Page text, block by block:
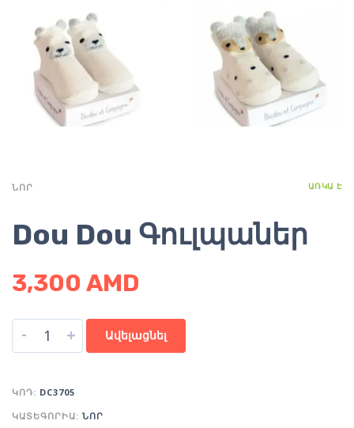
ՆՈՐ ԱՌԿԱ Է
Dou Dou Գուլպաներ
3,300 AMD
- + Ավելացնել
ԿՈԴ: DC3705
ԿԱՏԵԳՈՐԻԱ: ՆՈՐ